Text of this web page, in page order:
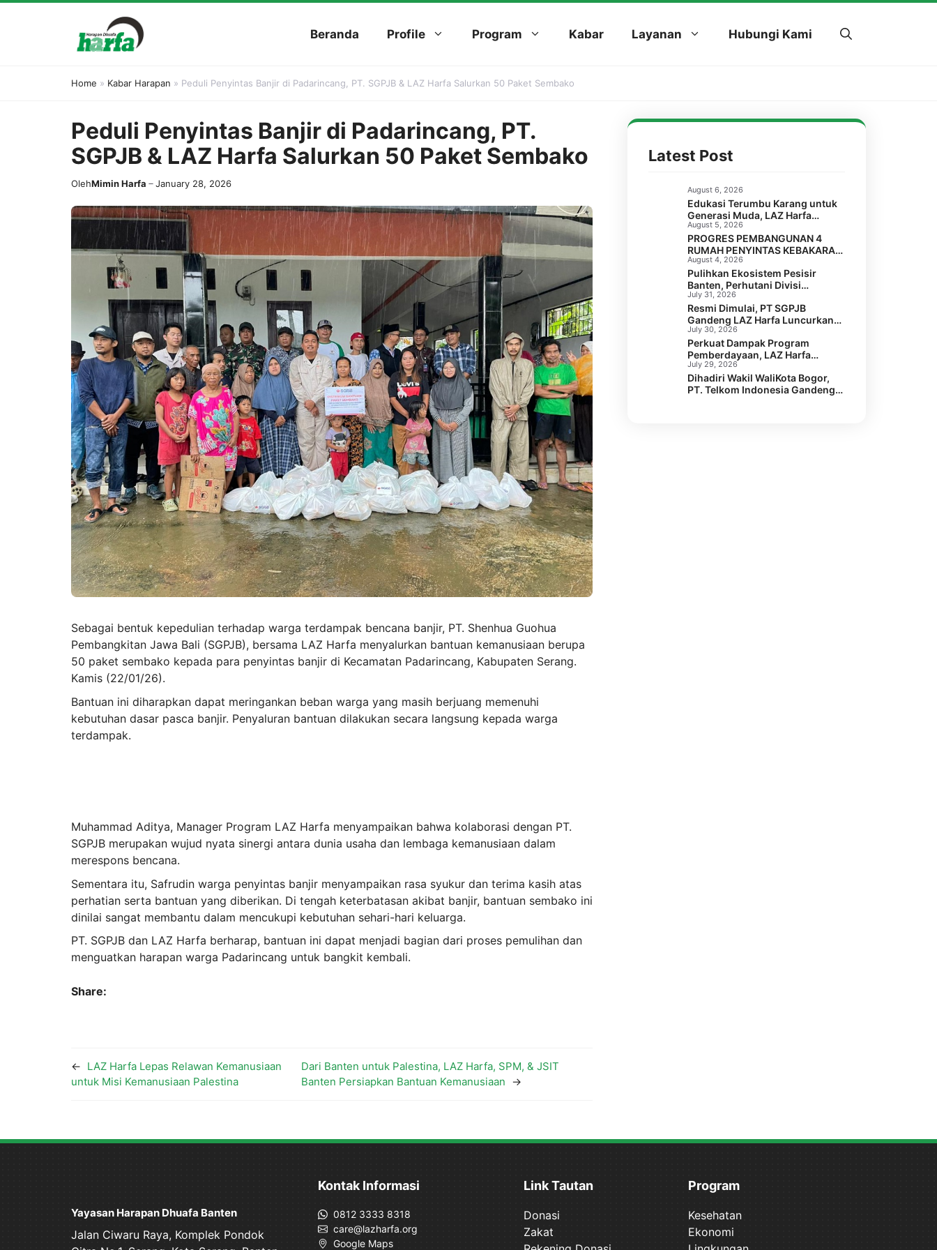
Beranda Profile Program Kabar Layanan Hubungi Kami
Home » Kabar Harapan » Peduli Penyintas Banjir di Padarincang, PT. SGPJB & LAZ Harfa Salurkan 50 Paket Sembako
Peduli Penyintas Banjir di Padarincang, PT.
SGPJB & LAZ Harfa Salurkan 50 Paket Sembako
OlehMimin Harfa January 28, 2026
Sebagai bentuk kepedulian terhadap warga terdampak bencana banjir, PT. Shenhua Guohua
Pembangkitan Jawa Bali (SGPJB), bersama LAZ Harfa menyalurkan bantuan kemanusiaan berupa
50 paket sembako kepada para penyintas banjir di Kecamatan Padarincang, Kabupaten Serang.
Kamis (22/01/26).
Bantuan ini diharapkan dapat meringankan beban warga yang masih berjuang memenuhi
kebutuhan dasar pasca banjir. Penyaluran bantuan dilakukan secara langsung kepada warga
terdampak.
Muhammad Aditya, Manager Program LAZ Harfa menyampaikan bahwa kolaborasi dengan PT.
SGPJB merupakan wujud nyata sinergi antara dunia usaha dan lembaga kemanusiaan dalam
merespons bencana.
Sementara itu, Safrudin warga penyintas banjir menyampaikan rasa syukur dan terima kasih atas
perhatian serta bantuan yang diberikan. Di tengah keterbatasan akibat banjir, bantuan sembako ini
dinilai sangat membantu dalam mencukupi kebutuhan sehari-hari keluarga.
PT. SGPJB dan LAZ Harfa berharap, bantuan ini dapat menjadi bagian dari proses pemulihan dan
menguatkan harapan warga Padarincang untuk bangkit kembali.
Share:
← LAZ Harfa Lepas Relawan Kemanusiaan
untuk Misi Kemanusiaan Palestina
Dari Banten untuk Palestina, LAZ Harfa, SPM, & JSIT
Banten Persiapkan Bantuan Kemanusiaan →
Latest Post
August 6, 2026
Edukasi Terumbu Karang untuk
Generasi Muda, LAZ Harfa
Bersama FPTK Banten & Squad
Pulau Merak Besar Gelar Coral
Reef Goes to School di SMPN 6
Kota Cilegon
August 5, 2026
PROGRES PEMBANGUNAN 4
RUMAH PENYINTAS KEBAKARAN
DI LABUAN, PANDEGLANG
August 4, 2026
Pulihkan Ekosistem Pesisir
Banten, Perhutani Divisi
Regional Jawa Barat dan Banten
Salurkan Bantuan 1.000 Bibit
Pohon Mangrove melalui LAZ
Harfa
July 31, 2026
Resmi Dimulai, PT SGPJB
Gandeng LAZ Harfa Luncurkan
Program Kesehatan SEGA KEBUL
di 2 Desa Kabupaten Serang
July 30, 2026
Perkuat Dampak Program
Pemberdayaan, LAZ Harfa
Bersama Caritas Australia dan
Australian Aid Gelar Capacity
Building Staf
July 29, 2026
Dihadiri Wakil WaliKota Bogor,
PT. Telkom Indonesia Gandeng
Yayasan Harapan Dhuafa Banten
Jalan Ciwaru Raya, Komplek Pondok
Kontak Informasi
0812 3333 8318
care@lazharfa.org
Google Maps
Link Tautan
Donasi
Zakat
Program
Kesehatan
Ekonomi